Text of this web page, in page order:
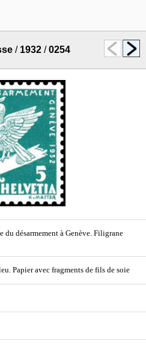
/ 1932 /0254
du désarmement à Genève. Filigrane
Papier avec fragments de fils de soie